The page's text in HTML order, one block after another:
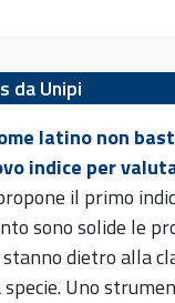
da Unipi
latino non
indice per
il primo
sono solide le
dietro alla
specie. Uno